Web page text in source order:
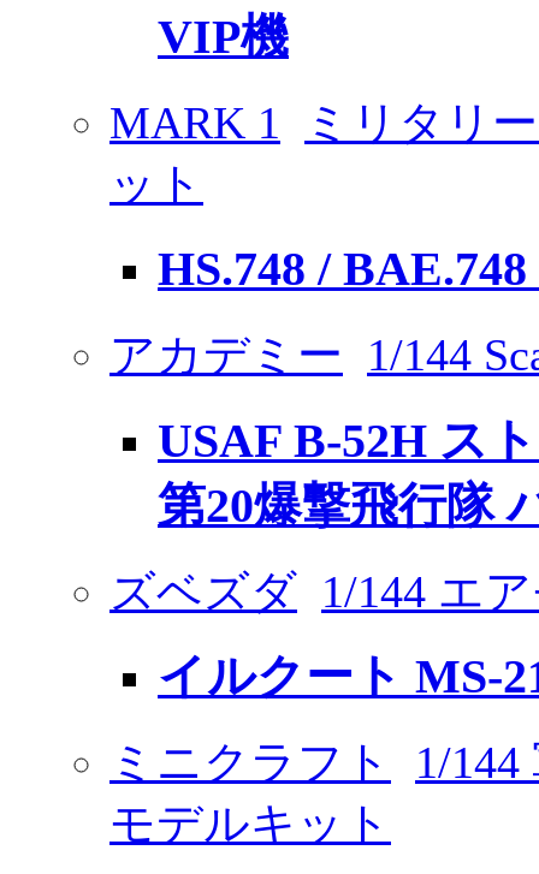
VIP機
MARK 1
ミリタリ
ット
HS.748 /
アカデミー 1/144
USAF B-52H ス
第20爆撃飛行隊
ズベズダ 1/144 エ
イルクート MS-
ミニクラフト
1/
モデルキット